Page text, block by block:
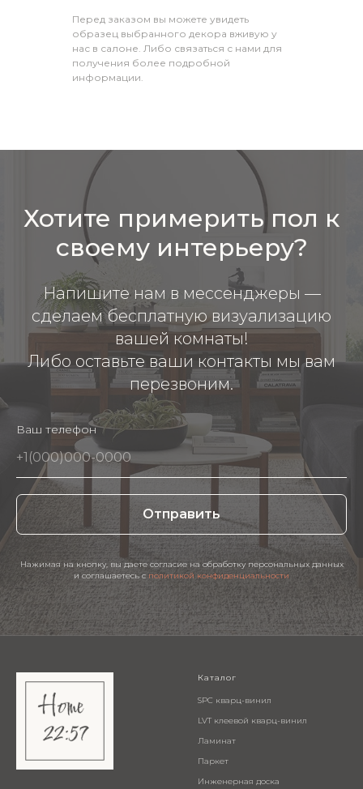
Перед заказом вы можете увидеть
образец выбранного декора вживую у
нас в салоне. Либо связаться с нами для
получения более подробной
информации.
Хотите примерить пол к
своему интерьеру?
Напишите нам в мессенджеры —
сделаем бесплатную визуализацию
вашей комнаты!
Либо оставьте ваши контакты мы вам
перезвоним.
Ваш телефон
Отправить
Нажимая на кнопку, вы даете согласие на обработку персональных данных
и соглашаетесь c политикой конфиденциальности
Каталог
SPC кварц-винил
LVT клеевой кварц-винил
Ламинат
Паркет
Инженерная доска